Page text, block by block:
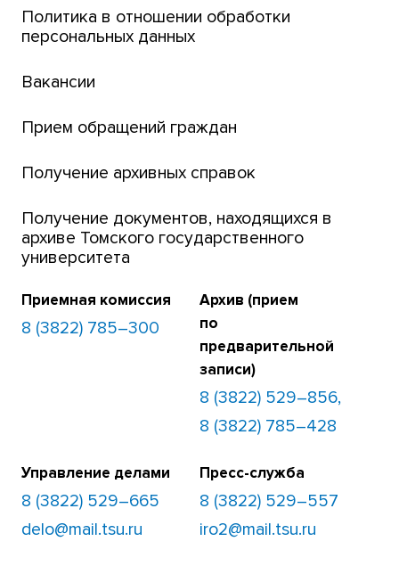
Интернет-лицей
Открытые онлайн-курсы (MOOCs)
Платежи онлайн
Банк инициатив по развитию университета
Политика в отношении обработки
персональных данных
Вакансии
Прием обращений граждан
Получение архивных справок
Получение документов, находящихся в
архиве Томского государственного
университета
Приемная комиссия
8 (3822) 785–300
Архив (прием
по
предварительной
записи)
8 (3822) 529–856,
8 (3822) 785–428
Управление делами
8 (3822) 529–665
delo@mail.tsu.ru
Пресс-служба
8 (3822) 529–557
iro2@mail.tsu.ru